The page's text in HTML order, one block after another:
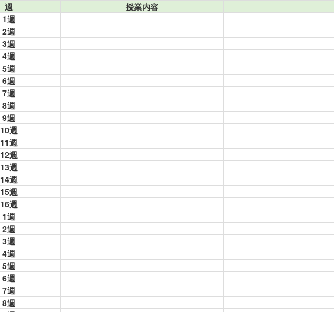
週 授業内容
1週
2週
3週
4週
5週
6週
7週
8週
9週
10週
11週
12週
13週
14週
15週
16週
1週
2週
3週
4週
5週
6週
7週
8週